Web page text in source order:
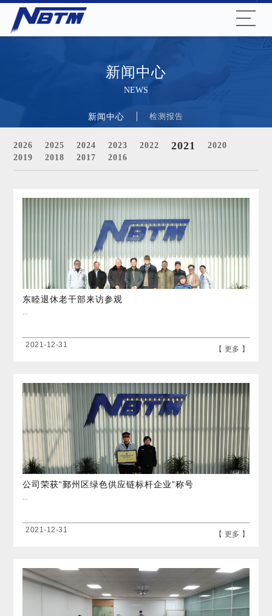
新闻中心
NEWS
新闻中心 检测报告
2026 2025 2024 2023 2022 2021
2020
2019
2018 2017 2016
东睦退休老干部来访参观
2021-12-31 【 更多 】
公司荣获“鄞州区绿色供应链标杆企业”称号
2021-12-31 【 更多 】